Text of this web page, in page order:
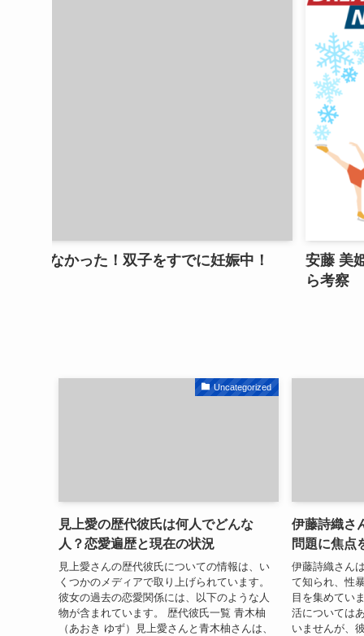
安藤 美姫がヤバイ！禁断の恋のお相手は16
Uncategorized
見上愛の歴代彼氏は何人でどんな
人？恋愛遍歴と現在の状況
見上愛さんの歴代彼氏についての情報は、い
くつかのメディアで取り上げられています。
彼女の過去の恋愛関係には、以下のような人
物が含まれています。 歴代彼氏一覧 青木柚
（あおき ゆず）見上愛さんと青木柚さんは、
伊藤詩織さ
問題に焦点
伊藤詩織さん
て知られ、性
目を集めてい
活については
いませんが、